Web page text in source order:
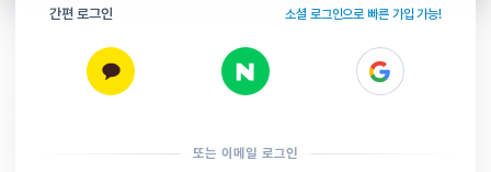
간편 로그인 소셜 로그인으로 빠른 가입 가능!
또는 이메일 로그인